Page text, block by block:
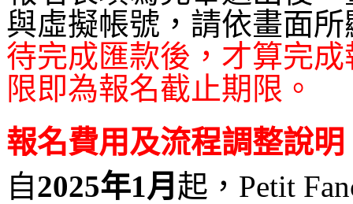
與虛擬帳號，請依畫面
待完成匯款後，才算完
限即為報名截止期限。
報名費用及流程調整說明
自2025年1月 起，Petit